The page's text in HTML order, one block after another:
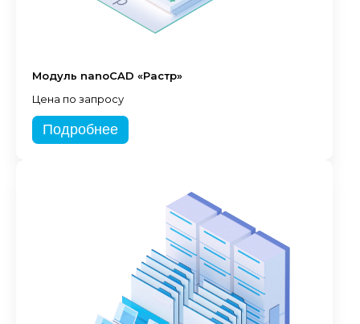
Модуль nanoCAD «Растр»
Цена по запросу
Подробнее